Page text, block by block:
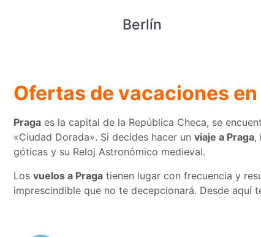
Berlín
Ofertas de vacaciones en
Praga es la capital de la República Checa, se
«Ciudad Dorada». Si decides hacer un viaje a Praga,
góticas y su Reloj Astronómico medieval.
Los vuelos a Praga tienen lugar con frecuencia y
imprescindible que no te decepcionará. Desde aquí